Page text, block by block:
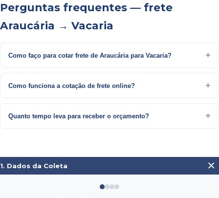
Perguntas frequentes — frete
Araucária → Vacaria
Como faço para cotar frete de Araucária para Vacaria?
Como funciona a cotação de frete online?
Quanto tempo leva para receber o orçamento?
1. Dados da Coleta ×